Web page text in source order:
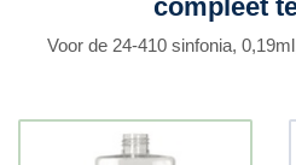
compleet
Voor de 24-410 sinfonia,